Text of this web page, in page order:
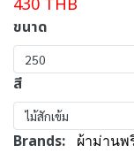
430 THB
ขนาด
250
สี
ไม้สักเข้ม
Brands: ผ้าม่านพ